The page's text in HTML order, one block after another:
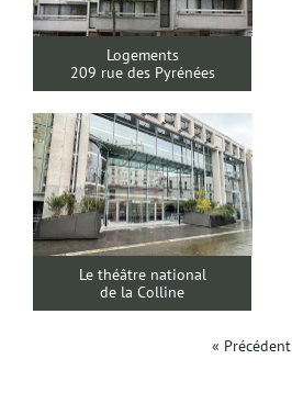
Logements
209 rue des Pyrénées
Le théâtre national
de la Colline
« Précédent